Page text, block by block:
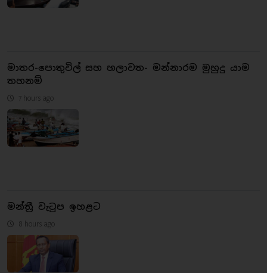
මාතර-පොතුවිල් සහ හලාවත- මන්නාරම මුහුදු යාම
තහනම්
7 hours ago
මන්ත්‍රී වැටුප ඉහළට
8 hours ago